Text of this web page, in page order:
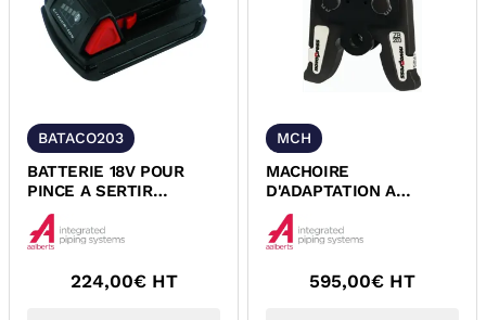
BATACO203
BATTERIE 18V POUR
PINCE A SERTIR
NOVOPRESS ACO 202
203 203XL 203BT
224,00€ HT
MCH
MACHOIRE
D'ADAPTATION A
CHAINE POUR PINCE A
SERTIR NOVOPRESS
ACO 202...
595,00€ HT